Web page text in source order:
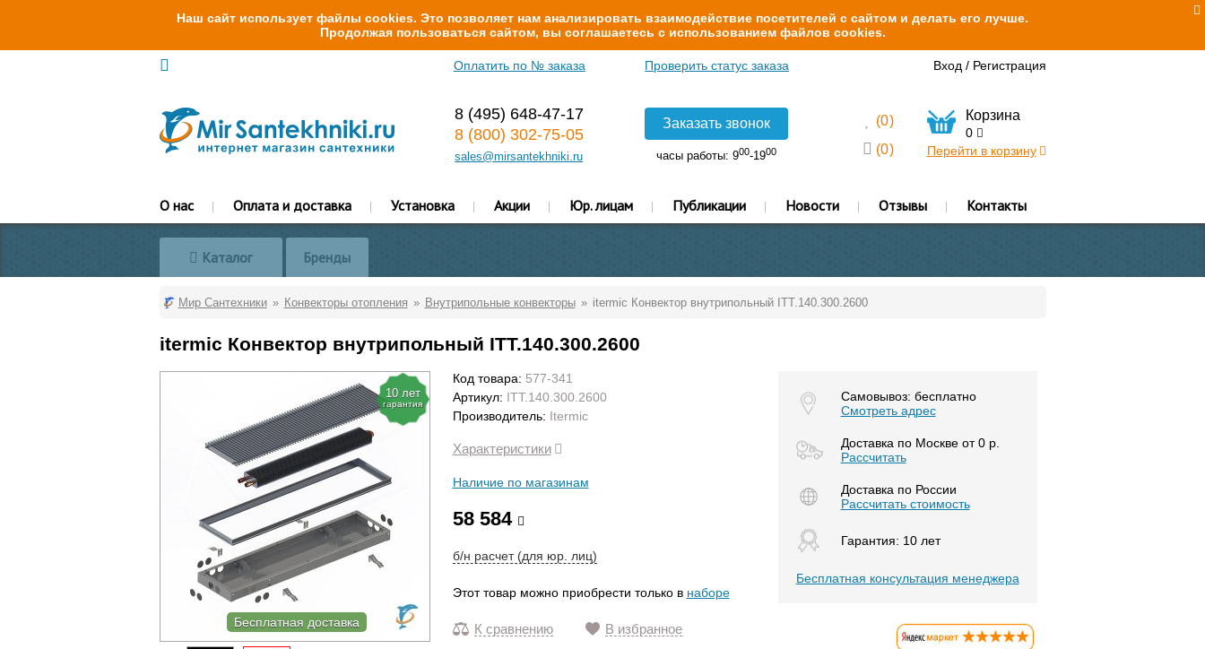
Наш сайт использует файлы cookies. Это позволяет нам анализировать взаимодействие посетителей с сайтом и делать его лучше.
Продолжая пользоваться сайтом, вы соглашаетесь с использованием файлов cookies.
Оплатить по № заказа Проверить статус заказа Вход / Регистрация
8 (495) 648-47-17
8 (800) 302-75-05
sales@mirsantekhniki.ru
Заказать звонок
часы работы: 900-1900
(0)
(0)
Корзина
0
Перейти в корзину
О нас Оплата и доставка Установка Акции Юр. лицам Публикации Новости Отзывы Контакты
Каталог Бренды
Мир Сантехники Конвекторы отопления Внутрипольные конвекторы itermic Конвектор внутрипольный ITT.140.300.2600
itermic Конвектор внутрипольный ITT.140.300.2600
10 лет
гарантия
Бесплатная доставка
Код товара: 577-341
Артикул: ITT.140.300.2600
Производитель: Itermic
Характеристики
Наличие по магазинам
58 584
б/н расчет (для юр. лиц)
Этот товар можно приобрести только в наборе
К сравнению В избранное
Самовывоз: бесплатно
Смотреть адрес
Доставка по Москве от 0 р.
Расcчитать
Доставка по России
Рассчитать стоимость
Гарантия: 10 лет
Бесплатная консультация менеджера